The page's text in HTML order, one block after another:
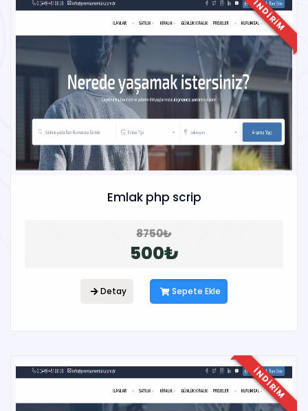
INDIRIM
Emlak php scrip
8750₺
500₺
Detay Sepete Ekle
INDIRIM